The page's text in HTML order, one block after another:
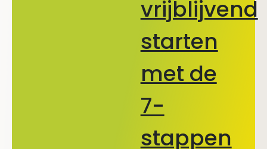
vrijblijvend
starten
met de
7-
stappen